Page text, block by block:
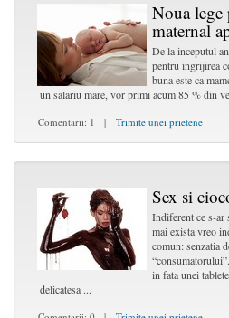
Noua
maternal
De la inceputul
pentru ingrijirea
buna este ca
un salariu mare, vor primi acum 85 % din
Comentarii: 1 | Trimite unei prietene
Sex si
Indiferent ce s-ar
mai exista vreo
comun: senzatia
in fata unei
delicatesa ...